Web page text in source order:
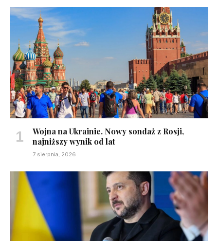
Wojna na Ukrainie. Nowy sondaż z Rosji,
najniższy wynik od lat
7 sierpnia, 2026